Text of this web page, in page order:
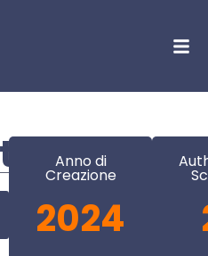
Anno di
Creazione
2024